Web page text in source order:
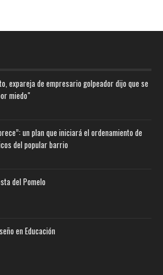
expareja de empresario golpeador dijo que se
miedo"
un plan que iniciará el ordenamiento de
del popular barrio
del Pomelo
en Educación